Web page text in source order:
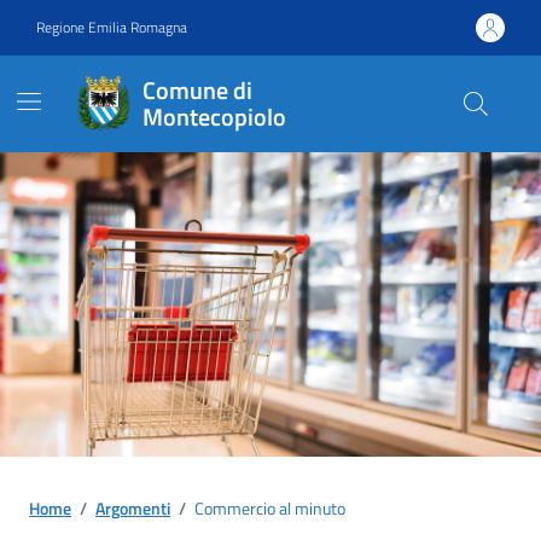
Regione Emilia Romagna
Comune di
Montecopiolo
Contenuti in evidenza
Home / Argomenti / Commercio al minuto